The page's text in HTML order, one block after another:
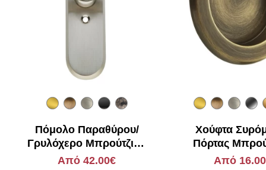
Πόμολο Παραθύρου/
Γρυλόχερο Μπρούτζινο
Zogometal 261
Από 42.00€
Χούφτα
Πόρτας
Zogometal
Από